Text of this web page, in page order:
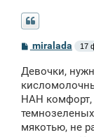
С
о
б
щ
н
и
miralada 17
Девочки,
НАН комфорт,
мякотью, не